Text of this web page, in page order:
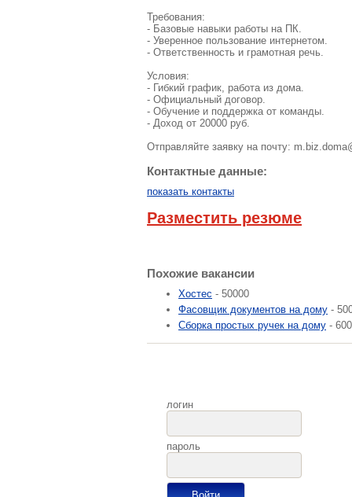
Требования:
- Базовые навыки работы на ПК.
- Уверенное пользование интернетом.
- Ответственность и грамотная речь.
Условия:
- Гибкий график, работа из дома.
- Официальный договор.
- Обучение и поддержка от команды.
- Доход от 20000 руб.
Отправляйте заявку на почту:
Контактные данные:
показать контакты
Разместить резюме
Похожие вакансии
Хостес - 50000
Фасовщик документов на дому -
Сборка простых ручек на дому -
логин
пароль